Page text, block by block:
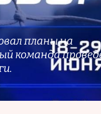
планы на
команда